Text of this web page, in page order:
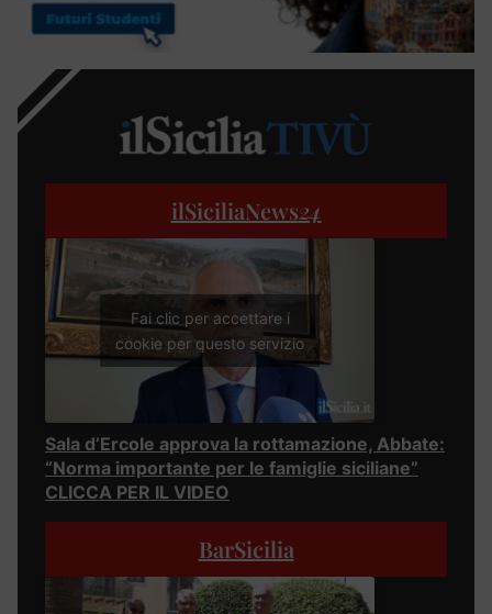
ilSiciliaNews24
Fai clic per accettare i
cookie per questo servizio
Sala d’Ercole approva la rottamazione, Abbate:
“Norma importante per le famiglie siciliane”
CLICCA PER IL VIDEO
BarSicilia